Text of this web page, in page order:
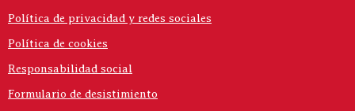
Política de privacidad y redes sociales
Política de cookies
Responsabilidad social
Formulario de desistimiento